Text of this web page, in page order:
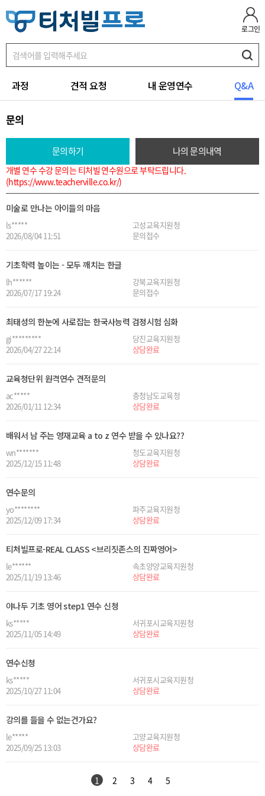
로그인
과정 견적 요청 내 운영연수 Q&A
문의
문의하기 나의 문의내역
개별 연수 수강 문의는 티처빌 연수원으로 부탁드립니다.
(https://www.teacherville.co.kr/)
미술로 만나는 아이들의 마음
ls*****
고성교육지원청
2026/08/04 11:51
문의접수
기초학력 높이는 - 모두 깨치는 한글
lh******
강북교육지원청
2026/07/17 19:24
문의접수
최태성의 한눈에 사로잡는 한국사능력 검정시험 심화
gi*********
당진교육지원청
2026/04/27 22:14
상담완료
교육청단위 원격연수 견적문의
ac*****
충청남도교육청
2026/01/11 12:34
상담완료
배워서 남 주는 영재교육 a to z 연수 받을 수 있나요??
wn*******
청도교육지원청
2025/12/15 11:48
상담완료
연수문의
yo********
파주교육지원청
2025/12/09 17:34
상담완료
티처빌프로-REAL CLASS <브리짓존스의 진짜영어>
le******
속초양양교육지원청
2025/11/19 13:46
상담완료
야나두 기초 영어 step1 연수 신청
ks*****
서귀포시교육지원청
2025/11/05 14:49
상담완료
연수신청
ks*****
서귀포시교육지원청
2025/10/27 11:04
상담완료
강의를 들을 수 없는건가요?
le*****
고양교육지원청
2025/09/25 13:03
상담완료
1 2 3 4 5